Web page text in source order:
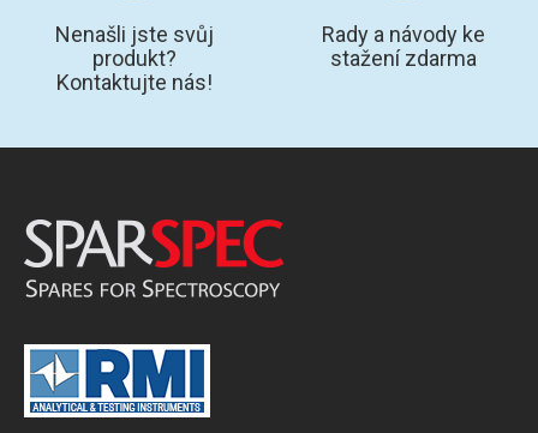
Nenašli jste svůj
produkt?
Kontaktujte nás!
Rady a návody ke
stažení zdarma